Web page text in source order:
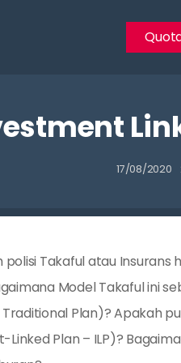
17/08/2020
Takaful atau
Model Takaful ini
Plan)? Apakah
Plan – ILP)?